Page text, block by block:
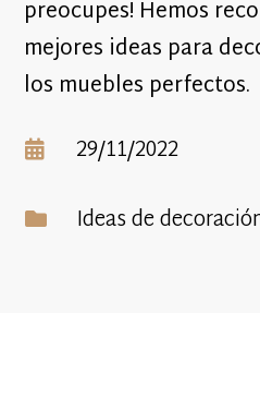
preocupes! Hemos
mejores ideas para
los muebles perfectos.
 29/11/2022
 Ideas de